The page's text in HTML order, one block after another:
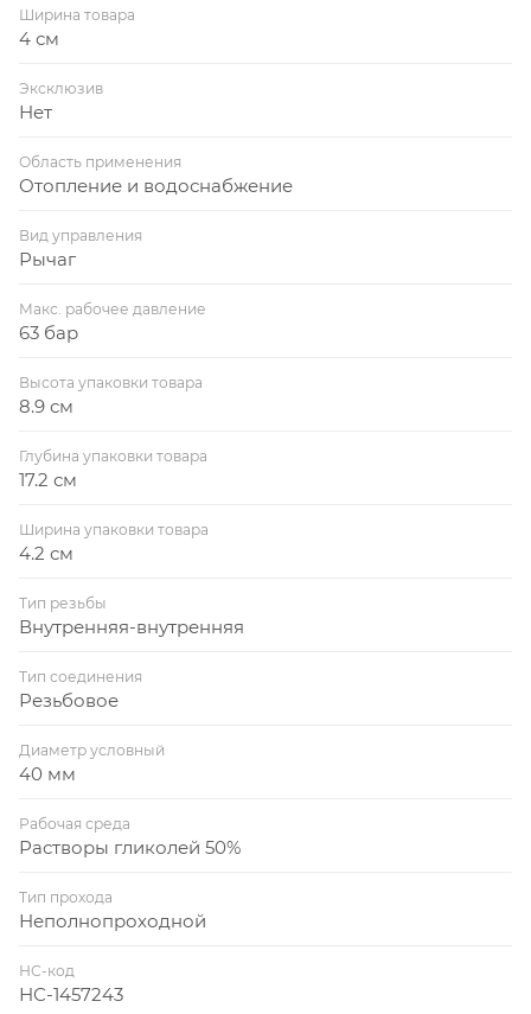
Ширина товара
4 см
Эксклюзив
Нет
Область применения
Отопление и водоснабжение
Вид управления
Рычаг
Макс. рабочее давление
63 бар
Высота упаковки товара
8.9 см
Глубина упаковки товара
17.2 см
Ширина упаковки товара
4.2 см
Тип резьбы
Внутренняя-внутренняя
Тип соединения
Резьбовое
Диаметр условный
40 мм
Рабочая среда
Растворы гликолей 50%
Тип прохода
Неполнопроходной
НС-код
НС-1457243